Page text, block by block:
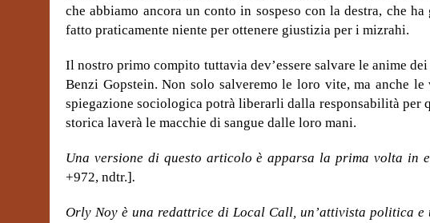
che abbiamo ancora un conto in sospeso con la destra, che
fatto praticamente niente per ottenere giustizia per i mizrahi.
Il nostro primo compito tuttavia dev’essere salvare le anime
Benzi Gopstein. Non solo salveremo le loro vite, ma anche
spiegazione sociologica potrà liberarli dalla responsabilità per
storica laverà le macchie di sangue dalle loro mani.
Una versione di questo articolo è apparsa la prima volta in
+972, ndtr.].
Orly Noy è una redattrice di Local Call, un’attivista politica